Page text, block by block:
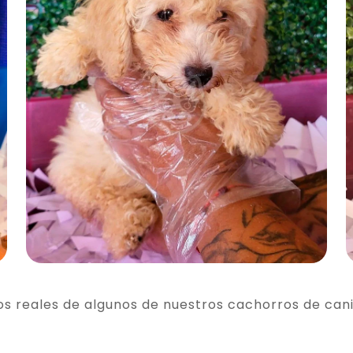
reales de algunos de nuestros cachorros de